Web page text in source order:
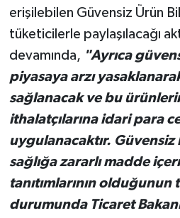
erişilebilen Güvensiz Ürün
tüketicilerle paylaşılacağı
devamında, "Ayrıca
piyasaya arzı
sağlanacak ve bu
ithalatçılarına idari para
uygulanacaktır.
sağlığa zararlı madde
tanıtımlarının
durumunda Ticaret